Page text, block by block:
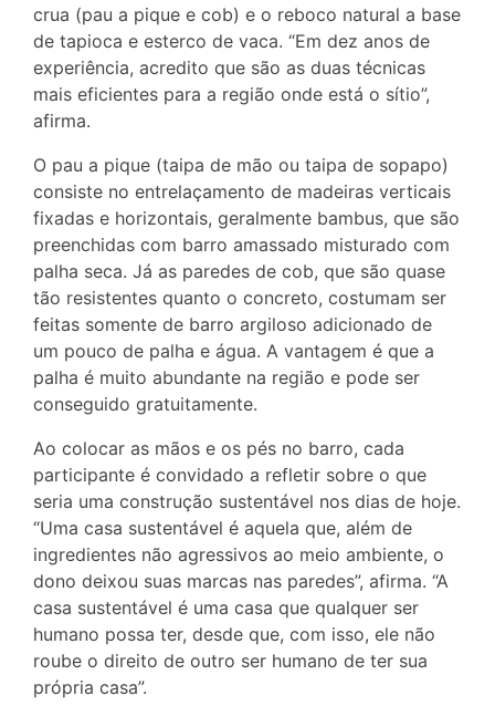
crua (pau a pique e cob) e o reboco natural a base
de tapioca e esterco de vaca. “Em dez anos de
experiência, acredito que são as duas técnicas
mais eficientes para a região onde está o sítio”,
afirma.
O pau a pique (taipa de mão ou taipa de sopapo)
consiste no entrelaçamento de madeiras verticais
fixadas e horizontais, geralmente bambus, que são
preenchidas com barro amassado misturado com
palha seca. Já as paredes de cob, que são quase
tão resistentes quanto o concreto, costumam ser
feitas somente de barro argiloso adicionado de
um pouco de palha e água. A vantagem é que a
palha é muito abundante na região e pode ser
conseguido gratuitamente.
Ao colocar as mãos e os pés no barro, cada
participante é convidado a refletir sobre o que
seria uma construção sustentável nos dias de hoje.
“Uma casa sustentável é aquela que, além de
ingredientes não agressivos ao meio ambiente, o
dono deixou suas marcas nas paredes”, afirma. “A
casa sustentável é uma casa que qualquer ser
humano possa ter, desde que, com isso, ele não
roube o direito de outro ser humano de ter sua
própria casa”.